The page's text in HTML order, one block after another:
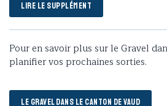
LIRE LE SUPPLÉMENT
Pour en savoir plus sur le Gravel
planifier vos prochaines sorties.
LE GRAVEL DANS LE CANTON DE VAUD